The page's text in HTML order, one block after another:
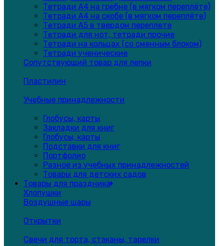
Тетради А4 на гребне (в мягком переплёте)
Тетради А4 на скобе (в мягком переплёте)
Тетради А5 в твердом переплете
Тетради для нот, тетради прочие
Тетради на кольцах (со сменным блоком)
Тетради ученические
Сопутствующий товар для лепки
Пластилин
Учебные принадлежности
Глобусы, карты
Закладки для книг
Глобусы, карты
Подставки для книг
Портфолио
Разное из учебных принадлежностей
Товары для детских садов
Товары для праздника
Хлопушки
Воздушные шары
Открытки
Свечи для торта, стаканы, тарелки